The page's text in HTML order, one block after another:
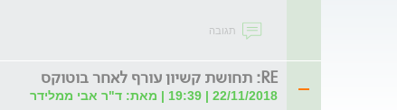
תגובה
RE: תחושת קשיון עורף לאחר בוטוקס
22/11/2018 | 19:39 | מאת: ד"ר אבי ממלידר